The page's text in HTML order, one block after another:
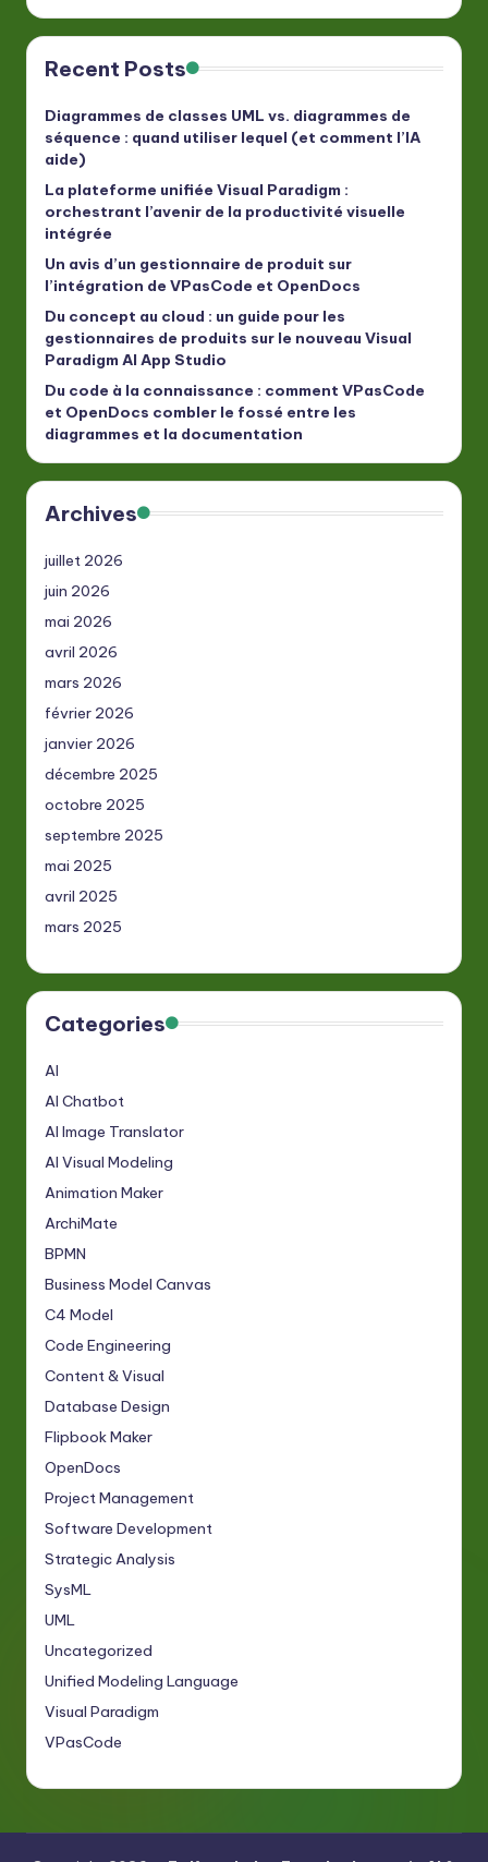
Recent Posts
Diagrammes de classes UML vs. diagrammes de
séquence : quand utiliser lequel (et comment l’IA
aide)
La plateforme unifiée Visual Paradigm :
orchestrant l’avenir de la productivité visuelle
intégrée
Un avis d’un gestionnaire de produit sur
l’intégration de VPasCode et OpenDocs
Du concept au cloud : un guide pour les
gestionnaires de produits sur le nouveau Visual
Paradigm AI App Studio
Du code à la connaissance : comment VPasCode
et OpenDocs combler le fossé entre les
diagrammes et la documentation
Archives
juillet 2026
juin 2026
mai 2026
avril 2026
mars 2026
février 2026
janvier 2026
décembre 2025
octobre 2025
septembre 2025
mai 2025
avril 2025
mars 2025
Categories
AI
AI Chatbot
AI Image Translator
AI Visual Modeling
Animation Maker
ArchiMate
BPMN
Business Model Canvas
C4 Model
Code Engineering
Content & Visual
Database Design
Flipbook Maker
OpenDocs
Project Management
Software Development
Strategic Analysis
SysML
UML
Uncategorized
Unified Modeling Language
Visual Paradigm
VPasCode